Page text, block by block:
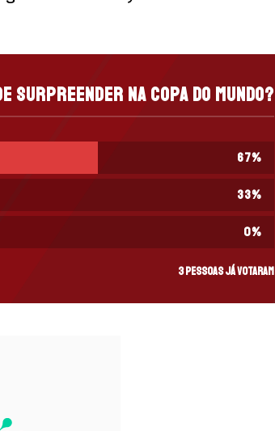
surpreender na Copa do Mundo?
67%
33%
0%
3 pessoas já votaram